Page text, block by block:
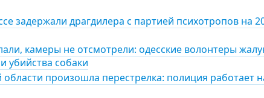
задержали драгдилера с партией психотропов на
камеры не отсмотрели: одесские волонтеры
убийства собаки
области произошла перестрелка: полиция работает